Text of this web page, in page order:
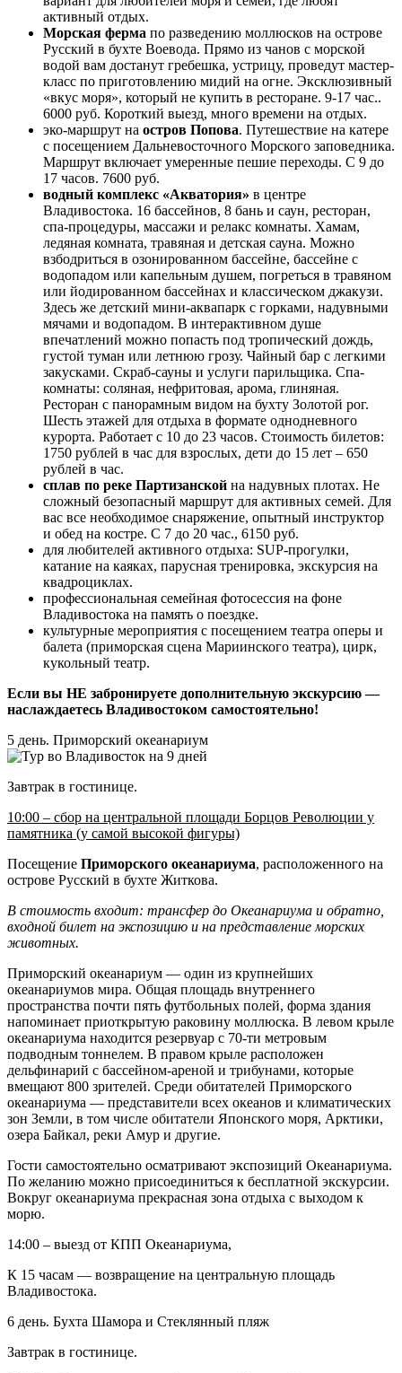
активный отдых.
Морская ферма по разведению моллюсков на острове
Русский в бухте Воевода. Прямо из чанов с морской
водой вам достанут гребешка, устрицу, проведут мастер-
класс по приготовлению мидий на огне. Эксклюзивный
«вкус моря», который не купить в ресторане. 9-17 час..
6000 руб. Короткий выезд, много времени на отдых.
эко-маршрут на остров Попова. Путешествие на катере
с посещением Дальневосточного Морского заповедника.
Маршрут включает умеренные пешие переходы. С 9 до
17 часов. 7600 руб.
водный комплекс «Акватория» в центре
Владивостока. 16 бассейнов, 8 бань и саун, ресторан,
спа-процедуры, массажи и релакс комнаты. Хамам,
ледяная комната, травяная и детская сауна. Можно
взбодриться в озонированном бассейне, бассейне с
водопадом или капельным душем, погреться в травяном
или йодированном бассейнах и классическом джакузи.
Здесь же детский мини-аквапарк с горками, надувными
мячами и водопадом. В интерактивном душе
впечатлений можно попасть под тропический дождь,
густой туман или летнюю грозу. Чайный бар с легкими
закусками. Скраб-сауны и услуги парильщика. Спа-
комнаты: соляная, нефритовая, арома, глиняная.
Ресторан с панорамным видом на бухту Золотой рог.
Шесть этажей для отдыха в формате однодневного
курорта. Работает с 10 до 23 часов. Стоимость билетов:
1750 рублей в час для взрослых, дети до 15 лет – 650
рублей в час.
сплав по реке Партизанской на надувных плотах. Не
сложный безопасный маршрут для активных семей. Для
вас все необходимое снаряжение, опытный инструктор
и обед на костре. С 7 до 20 час., 6150 руб.
для любителей активного отдыха: SUP-прогулки,
катание на каяках, парусная тренировка, экскурсия на
квадроциклах.
профессиональная семейная фотосессия на фоне
Владивостока на память о поездке.
культурные мероприятия с посещением театра оперы и
балета (приморская сцена Мариинского театра), цирк,
кукольный театр.
Если вы НЕ забронируете дополнительную экскурсию —
наслаждаетесь Владивостоком самостоятельно!
5 день. Приморский океанариум
Завтрак в гостинице.
10:00 – сбор на центральной площади Борцов Революции у
памятника (у самой высокой фигуры)
Посещение Приморского океанариума, расположенного на
острове Русский в бухте Житкова.
В стоимость входит: трансфер до Океанариума и обратно,
входной билет на экспозицию и на представление морских
животных.
Приморский океанариум — один из крупнейших
океанариумов мира. Общая площадь внутреннего
пространства почти пять футбольных полей, форма здания
напоминает приоткрытую раковину моллюска. В левом крыле
океанариума находится резервуар с 70-ти метровым
подводным тоннелем. В правом крыле расположен
дельфинарий с бассейном-ареной и трибунами, которые
вмещают 800 зрителей. Среди обитателей Приморского
океанариума — представители всех океанов и климатических
зон Земли, в том числе обитатели Японского моря, Арктики,
озера Байкал, реки Амур и другие.
Гости самостоятельно осматривают экспозиций Океанариума.
По желанию можно присоединиться к бесплатной экскурсии.
Вокруг океанариума прекрасная зона отдыха с выходом к
морю.
14:00 – выезд от КПП Океанариума,
К 15 часам — возвращение на центральную площадь
Владивостока.
6 день. Бухта Шамора и Стеклянный пляж
Завтрак в гостинице.